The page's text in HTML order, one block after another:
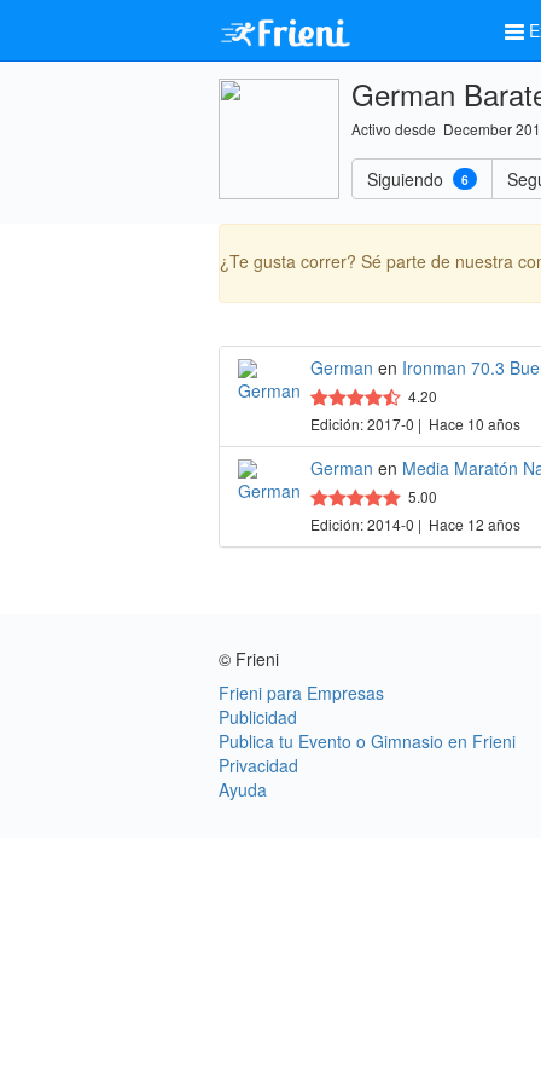
German
Activo desde December
Siguiendo 6
¿Te gusta correr? Sé parte de nuestra
German en Ironman 70.3
4.20
Edición: 2017-0 | Hace 10 años
German en Media Maratón
5.00
Edición: 2014-0 | Hace 12 años
© Frieni
Frieni para Empresas
Publicidad
Publica tu Evento o Gimnasio en Frieni
Privacidad
Ayuda